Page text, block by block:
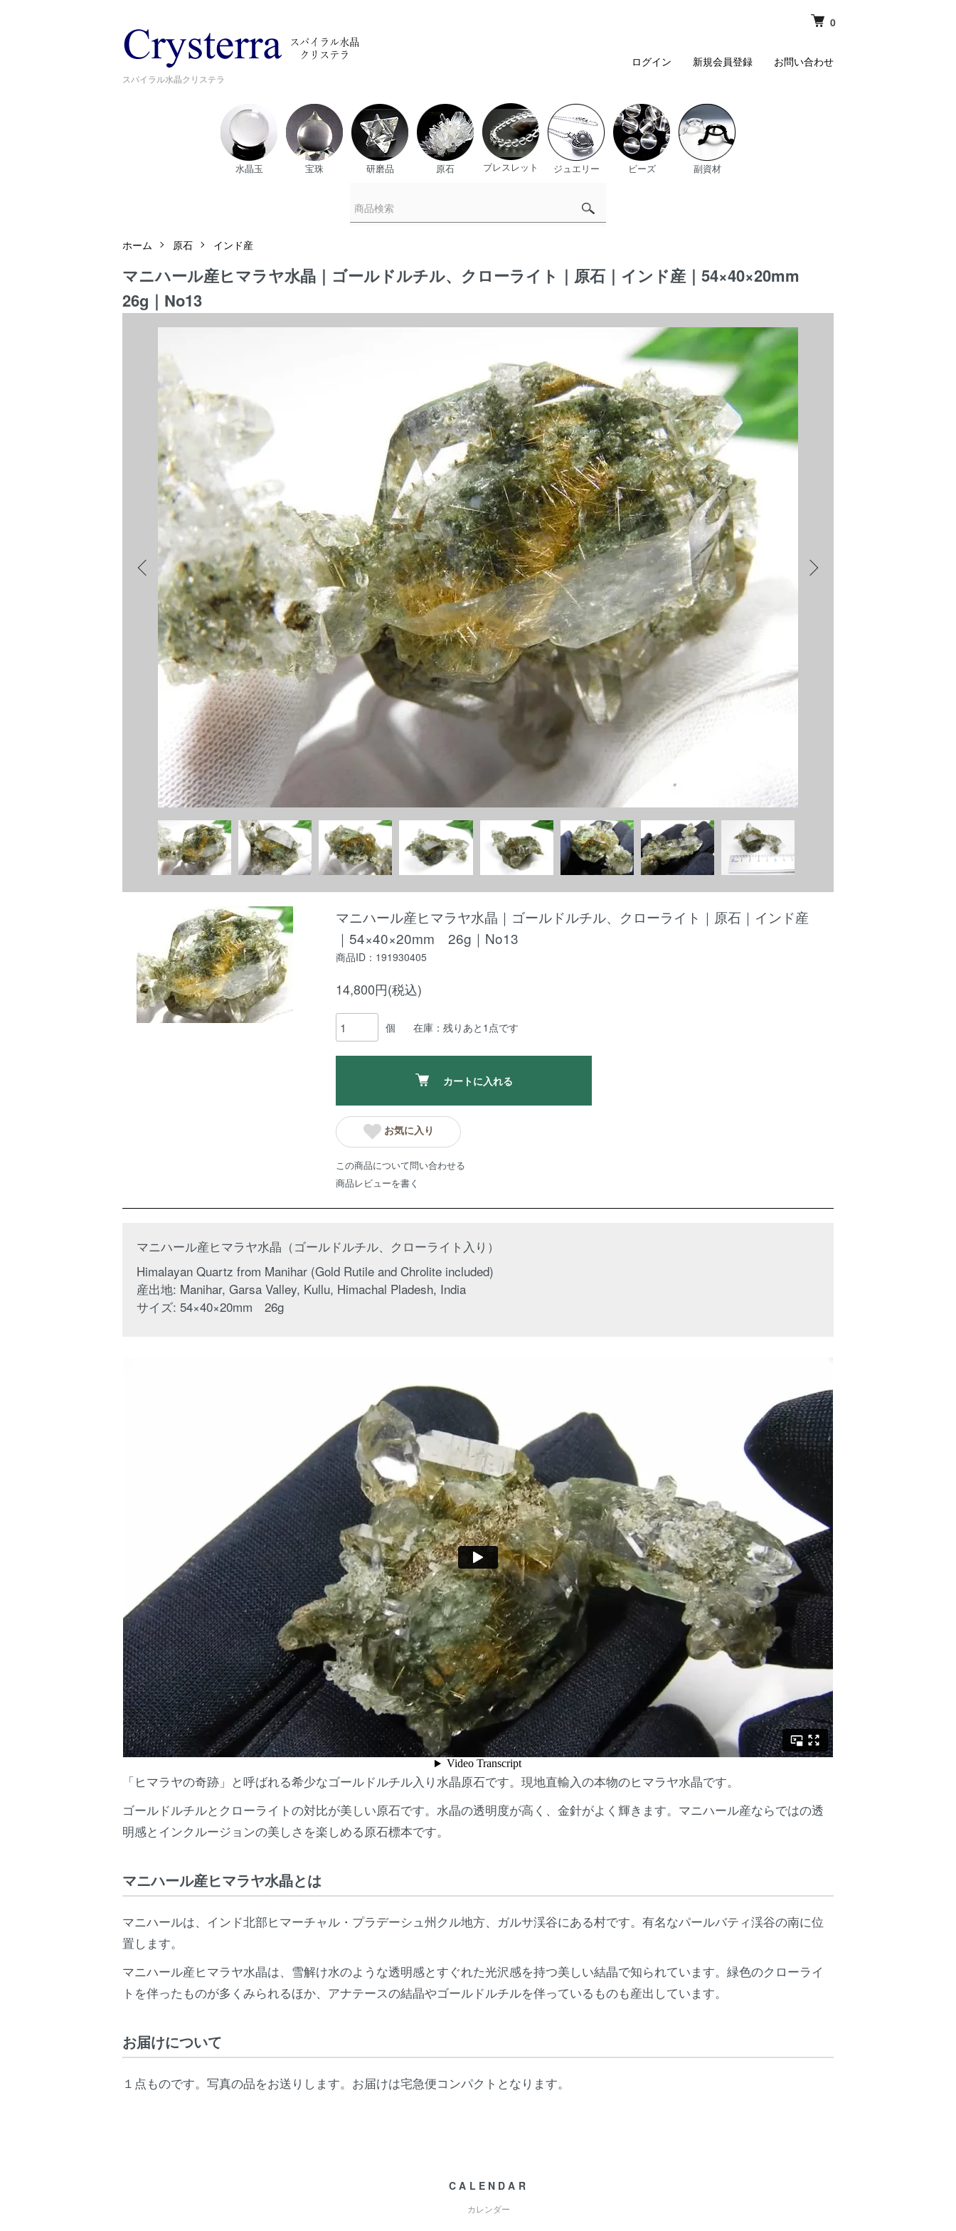
スパイラル水晶クリステラ
0
ログイン 新規会員登録 お問い合わせ
水晶玉 宝珠 研磨品 原石 ブレスレット ジュエリー ビーズ 副資材
ホーム 原石 インド産
マニハール産ヒマラヤ水晶｜ゴールドルチル、クローライト｜原石｜インド産｜54×40×20mm
26g｜No13
マニハール産ヒマラヤ水晶｜ゴールドルチル、クローライト｜原石｜インド産
｜54×40×20mm 26g｜No13
商品ID：191930405
14,800円(税込)
個 在庫：残りあと1点です
カートに入れる
お気に入り
この商品について問い合わせる
商品レビューを書く
マニハール産ヒマラヤ水晶（ゴールドルチル、クローライト入り）
Himalayan Quartz from Manihar (Gold Rutile and Chrolite included)
産出地: Manihar, Garsa Valley, Kullu, Himachal Pladesh, India
サイズ: 54×40×20mm 26g
「ヒマラヤの奇跡」と呼ばれる希少なゴールドルチル入り水晶原石です。現地直輸入の本物のヒマラヤ水晶です。
ゴールドルチルとクローライトの対比が美しい原石です。水晶の透明度が高く、金針がよく輝きます。マニハール産ならではの透
明感とインクルージョンの美しさを楽しめる原石標本です。
マニハール産ヒマラヤ水晶とは
マニハールは、インド北部ヒマーチャル・プラデーシュ州クル地方、ガルサ渓谷にある村です。有名なパールバティ渓谷の南に位
置します。
マニハール産ヒマラヤ水晶は、雪解け水のような透明感とすぐれた光沢感を持つ美しい結晶で知られています。緑色のクローライ
トを伴ったものが多くみられるほか、アナテースの結晶やゴールドルチルを伴っているものも産出しています。
お届けについて
１点ものです。写真の品をお送りします。お届けは宅急便コンパクトとなります。
CALENDAR
カレンダー